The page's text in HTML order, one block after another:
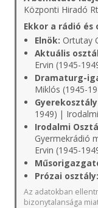
Központi Hiradó Rt
Ekkor a rádió
Elnök: Ortutay
Aktuális
Ervin (1945-
Dramaturg-
Miklós (1945-
1949) |
Irodalmi
Gyermekrádió
Ervin (1945-
Prózai osztály:
Az adatokban
bizonytalansága